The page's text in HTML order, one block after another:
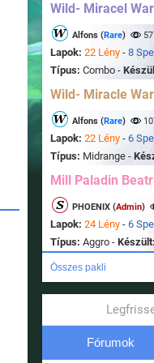
Wild- Miracel
Alfons (Rare) 57
Lapok: 22 Lény - 8 Spell
Típus: Combo -
Wild- Miracle
Alfons (Rare)
Lapok: 22 Lény - 6 Spell
Típus: Midrange -
Mill Paladin
PHOENIX (Admin)
Lapok: 24 Lény - 6 Spell
Típus: Aggro - Készült:
Összes pakli
Fórumok